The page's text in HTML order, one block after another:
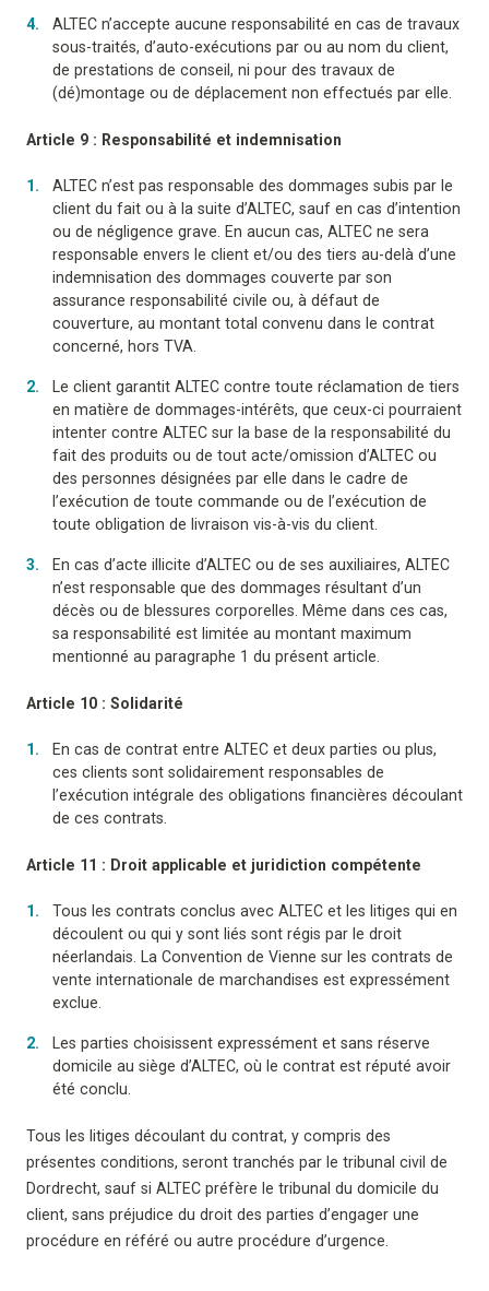
ALTEC n’accepte aucune responsabilité en cas de travaux
sous-traités, d’auto-exécutions par ou au nom du client,
de prestations de conseil, ni pour des travaux de
(dé)montage ou de déplacement non effectués par elle.
Article 9 : Responsabilité et indemnisation
ALTEC n’est pas responsable des dommages subis par le
client du fait ou à la suite d’ALTEC, sauf en cas d’intention
ou de négligence grave. En aucun cas, ALTEC ne sera
responsable envers le client et/ou des tiers au-delà d’une
indemnisation des dommages couverte par son
assurance responsabilité civile ou, à défaut de
couverture, au montant total convenu dans le contrat
concerné, hors TVA.
Le client garantit ALTEC contre toute réclamation de tiers
en matière de dommages-intérêts, que ceux-ci pourraient
intenter contre ALTEC sur la base de la responsabilité du
fait des produits ou de tout acte/omission d’ALTEC ou
des personnes désignées par elle dans le cadre de
l’exécution de toute commande ou de l’exécution de
toute obligation de livraison vis-à-vis du client.
En cas d’acte illicite d’ALTEC ou de ses auxiliaires, ALTEC
n’est responsable que des dommages résultant d’un
décès ou de blessures corporelles. Même dans ces cas,
sa responsabilité est limitée au montant maximum
mentionné au paragraphe 1 du présent article.
Article 10 : Solidarité
En cas de contrat entre ALTEC et deux parties ou plus,
ces clients sont solidairement responsables de
l’exécution intégrale des obligations financières découlant
de ces contrats.
Article 11 : Droit applicable et juridiction compétente
Tous les contrats conclus avec ALTEC et les litiges qui en
découlent ou qui y sont liés sont régis par le droit
néerlandais. La Convention de Vienne sur les contrats de
vente internationale de marchandises est expressément
exclue.
Les parties choisissent expressément et sans réserve
domicile au siège d’ALTEC, où le contrat est réputé avoir
été conclu.
Tous les litiges découlant du contrat, y compris des
présentes conditions, seront tranchés par le tribunal civil de
Dordrecht, sauf si ALTEC préfère le tribunal du domicile du
client, sans préjudice du droit des parties d’engager une
procédure en référé ou autre procédure d’urgence.